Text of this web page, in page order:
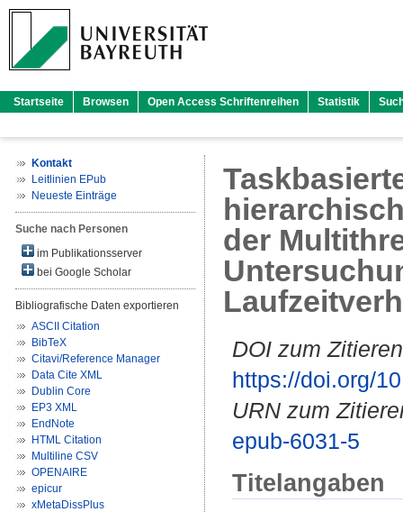
Startseite Browsen Open Access Schriftenreihen Statistik
Kontakt
Leitlinien EPub
Neueste Einträge
Suche nach Personen
im Publikationsserver
bei Google Scholar
Bibliografische Daten exportieren
ASCII Citation
BibTeX
Citavi/Reference Manager
Data Cite XML
Dublin Core
EP3 XML
EndNote
HTML Citation
Multiline CSV
OPENAIRE
epicur
xMetaDissPlus
der
DOI zum
https://doi.org/
URN zum
epub-6031-5
Titelangaben